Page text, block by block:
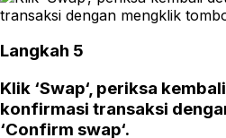
Langkah 5
Klik ‘Swap‘, periksa
konfirmasi transaksi
‘Confirm swap‘.